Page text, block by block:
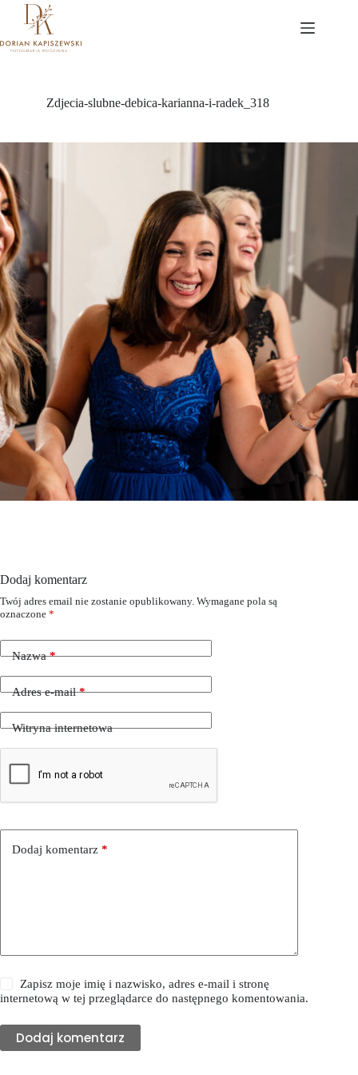
Przejdź
Zdjecia-slubne-debica-karianna-i-radek_318
Dodaj komentarz
Twój adres email nie zostanie opublikowany. Wymagane pola są
oznaczone *
Nazwa*
Adres e-mail*
Witryna internetowa
Dodaj komentarz *
Zapisz moje imię i nazwisko, adres e-mail i stronę
internetową w tej przeglądarce do następnego komentowania.
Dodaj komentarz